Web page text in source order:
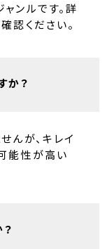
ンルです。詳
認ください。
か？
んが、キレイ
能性が高い